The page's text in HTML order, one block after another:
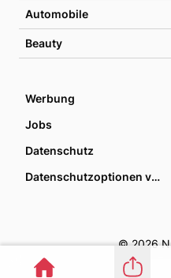
Automobile
Beauty
Werbung
Jobs
Datenschutz
Datenschutzoptionen verwalten
© 2026